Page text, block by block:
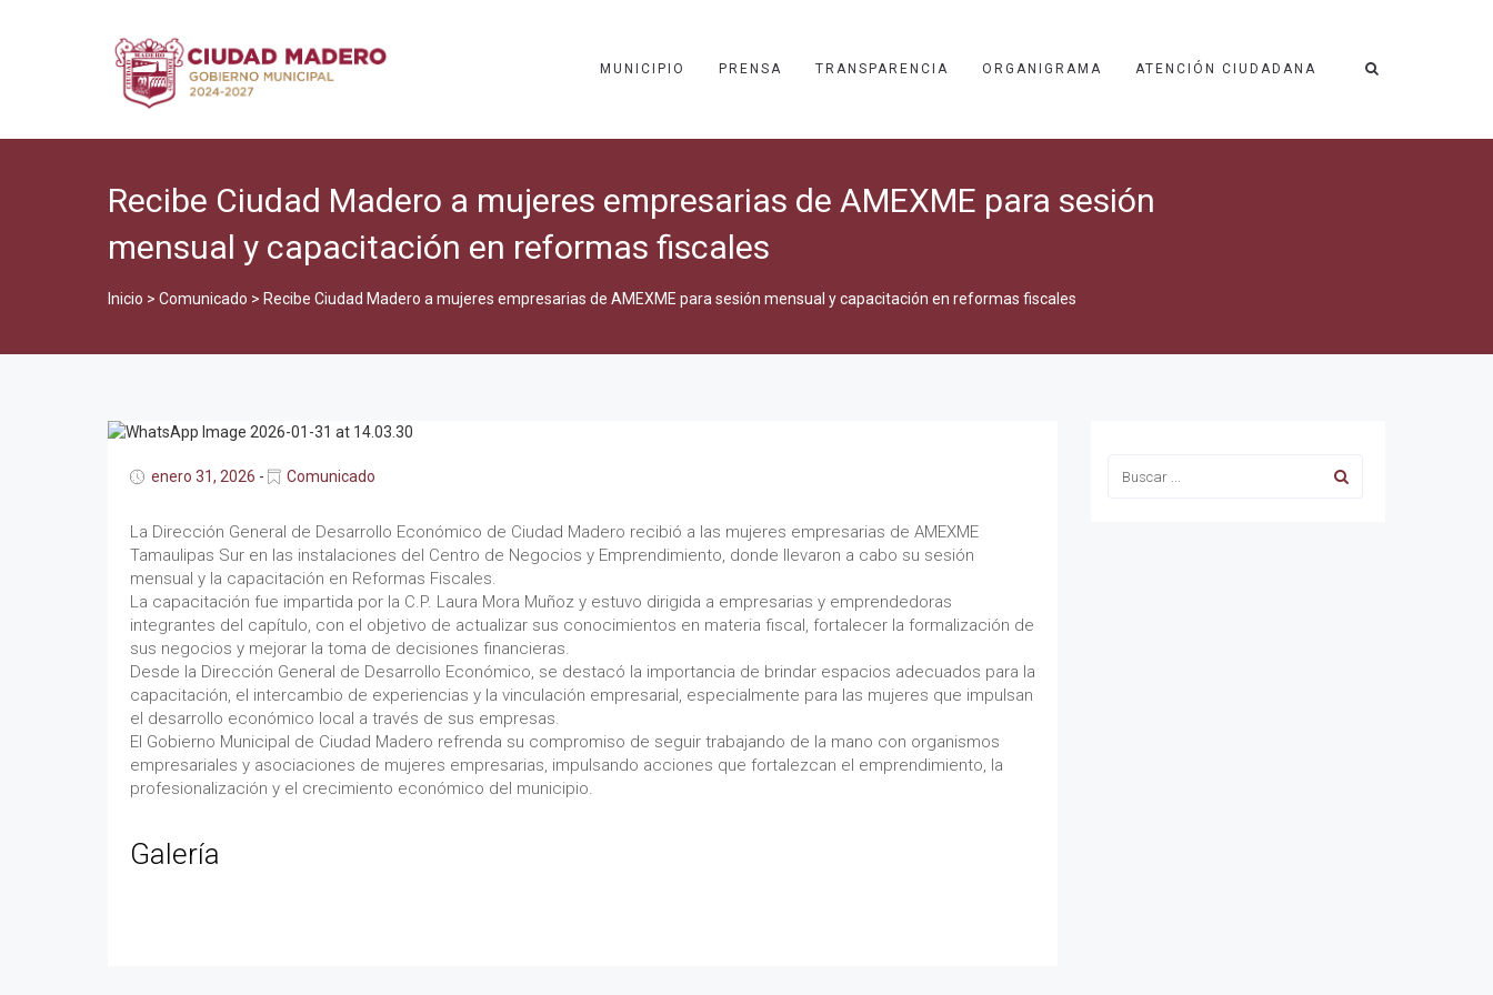
MUNICIPIO PRENSA TRANSPARENCIA ORGANIGRAMA ATENCIÓN CIUDADANA
Recibe Ciudad Madero a mujeres empresarias de AMEXME para sesión
mensual y capacitación en reformas fiscales
Inicio > Comunicado > Recibe Ciudad Madero a mujeres empresarias de AMEXME para sesión mensual y capacitación en reformas fiscales
enero 31, 2026 - Comunicado
La Dirección General de Desarrollo Económico de Ciudad Madero recibió a las mujeres empresarias de AMEXME
Tamaulipas Sur en las instalaciones del Centro de Negocios y Emprendimiento, donde llevaron a cabo su sesión
mensual y la capacitación en Reformas Fiscales.
La capacitación fue impartida por la C.P. Laura Mora Muñoz y estuvo dirigida a empresarias y emprendedoras
integrantes del capítulo, con el objetivo de actualizar sus conocimientos en materia fiscal, fortalecer la formalización de
sus negocios y mejorar la toma de decisiones financieras.
Desde la Dirección General de Desarrollo Económico, se destacó la importancia de brindar espacios adecuados para la
capacitación, el intercambio de experiencias y la vinculación empresarial, especialmente para las mujeres que impulsan
el desarrollo económico local a través de sus empresas.
El Gobierno Municipal de Ciudad Madero refrenda su compromiso de seguir trabajando de la mano con organismos
empresariales y asociaciones de mujeres empresarias, impulsando acciones que fortalezcan el emprendimiento, la
profesionalización y el crecimiento económico del municipio.
Galería